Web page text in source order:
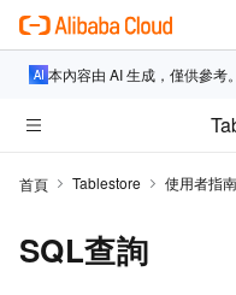
本內容由 AI 生成，僅供參考
首頁 Tablestore 使用者指南
SQL查詢